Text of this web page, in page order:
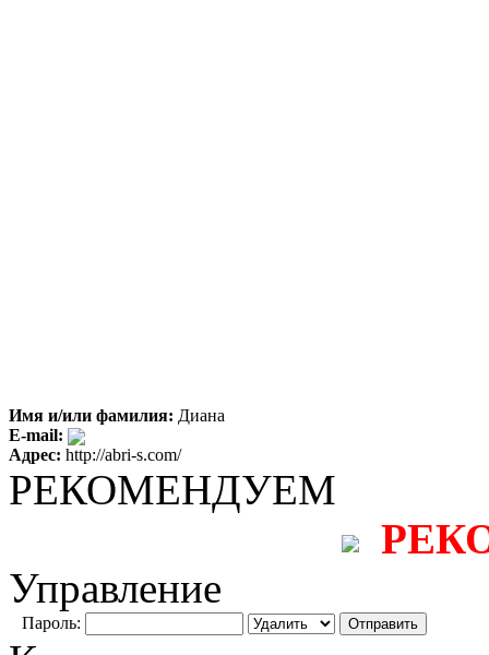
Имя и/или фамилия: Диана
E-mail:
Адрес: http://abri-s.com/
РЕКОМЕНДУЕМ
Управление
Пароль: